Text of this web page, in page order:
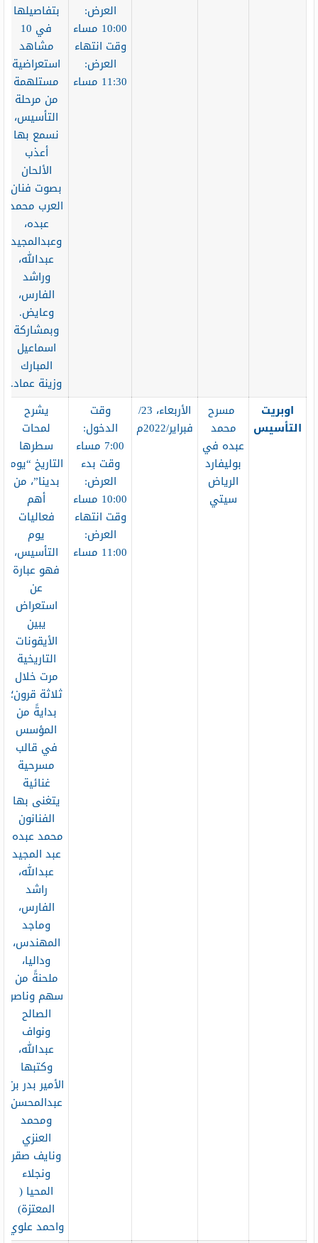
العرض:
10:00 مساء
وقت انتهاء
العرض:
11:30 مساء
بتفاصيلها
في 10
مشاهد
استعراضية
مستلهمة
من مرحلة
التأسيس،
نسمع بها
أعذب
الألحان
بصوت فنان
العرب محمد
عبده،
وعبدالمجيد
عبدالله،
وراشد
الفارس،
وعايض.
وبمشاركة
اسماعيل
المبارك
وزينة عماد.
اوبريت
التأسيس
مسرح
محمد
عبده في
بوليفارد
الرياض
سيتي
الأربعاء، 23/
فبراير/2022م
وقت
الدخول:
7:00 مساء
وقت بدء
العرض:
10:00 مساء
وقت انتهاء
العرض:
11:00 مساء
يشرح
لمحات
سطرها
التاريخ “يوم
بدينا”، من
أهم
فعاليات
يوم
التأسيس،
فهو عبارة
عن
استعراض
يبين
الأيقونات
التاريخية
مرت خلال
ثلاثة قرون؛
بدايةً من
المؤسس
في قالب
مسرحية
غنائية
يتغنى بها
الفنانون
محمد عبده،
عبد المجيد
عبدالله،
راشد
الفارس،
وماجد
المهندس،
وداليا،
ملحنةً من
سهم وناصر
الصالح
ونواف
عبدالله،
وكتبها
الأمير بدر بن
عبدالمحسن
ومحمد
العنزي
ونايف صقر
ونجلاء
المحيا (
المعتزة)
واحمد علوي